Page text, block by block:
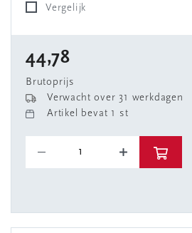
Vergelijk
44,78
Brutoprijs
Verwacht over 31 werkdagen
Artikel bevat 1 st